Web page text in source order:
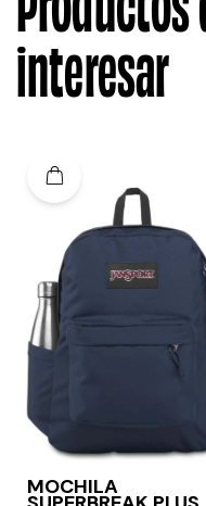
interesar
MOCHILA